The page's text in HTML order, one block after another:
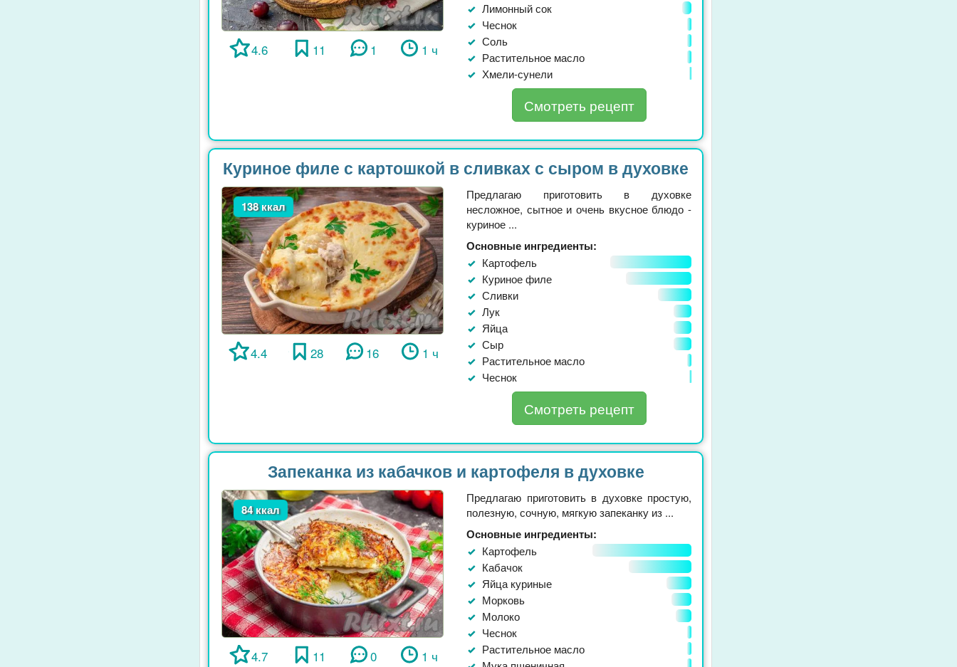
4.6 11 1 1 ч
Лимонный сок
Чеснок
Соль
Растительное масло
Хмели-сунели
Смотреть рецепт
Куриное филе с картошкой в сливках с сыром в духовке
138 ккал
4.4 28 16 1 ч
Предлагаю приготовить в духовке
несложное, сытное и очень вкусное блюдо -
куриное ...
Основные ингредиенты:
Картофель
Куриное филе
Сливки
Лук
Яйца
Сыр
Растительное масло
Чеснок
Смотреть рецепт
Запеканка из кабачков и картофеля в духовке
84 ккал
4.7 11 0 1 ч
Предлагаю приготовить в духовке простую,
полезную, сочную, мягкую запеканку из ...
Основные ингредиенты:
Картофель
Кабачок
Яйца куриные
Морковь
Молоко
Чеснок
Растительное масло